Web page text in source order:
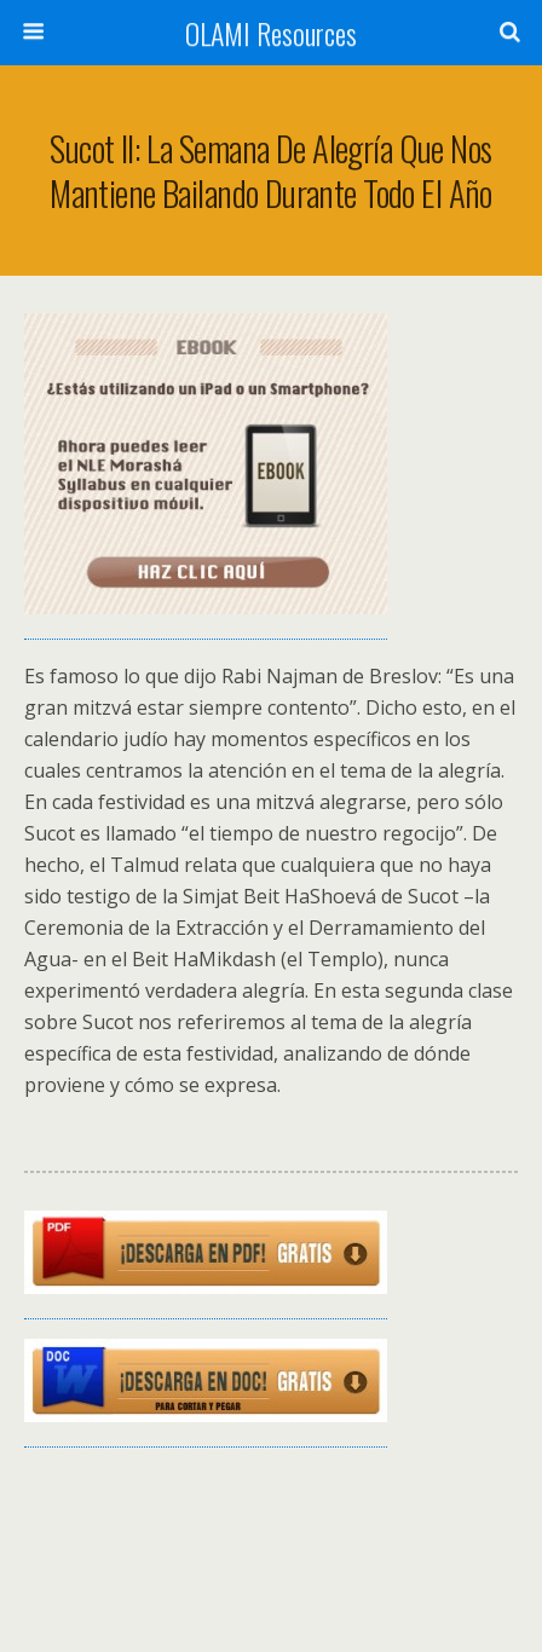
OLAMI Resources
Sucot II: La Semana De Alegría Que Nos
Mantiene Bailando Durante Todo El Año
Es famoso lo que dijo Rabi Najman de Breslov: “Es una
gran mitzvá estar siempre contento”. Dicho esto, en el
calendario judío hay momentos específicos en los
cuales centramos la atención en el tema de la alegría.
En cada festividad es una mitzvá alegrarse, pero sólo
Sucot es llamado “el tiempo de nuestro regocijo”. De
hecho, el Talmud relata que cualquiera que no haya
sido testigo de la Simjat Beit HaShoevá de Sucot –la
Ceremonia de la Extracción y el Derramamiento del
Agua- en el Beit HaMikdash (el Templo), nunca
experimentó verdadera alegría. En esta segunda clase
sobre Sucot nos referiremos al tema de la alegría
específica de esta festividad, analizando de dónde
proviene y cómo se expresa.